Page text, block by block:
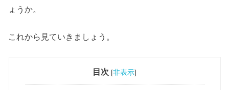
ょうか。
これから見ていきましょう。
目次 [非表示]